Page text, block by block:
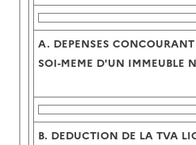
A. DEPENSES
SOI-MEME D'UN IMMEUBLE
B. DEDUCTION DE LA TVA